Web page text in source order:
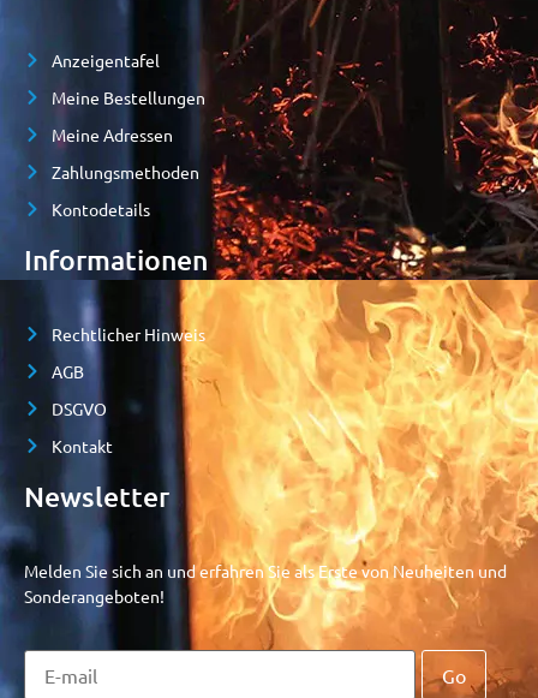
Anzeigentafel
Meine Bestellungen
Meine Adressen
Zahlungsmethoden
Kontodetails
Informationen
Rechtlicher Hinweis
AGB
DSGVO
Kontakt
Newsletter
Melden Sie sich an und erfahren Sie als Erste von Neuheiten und
Sonderangeboten!